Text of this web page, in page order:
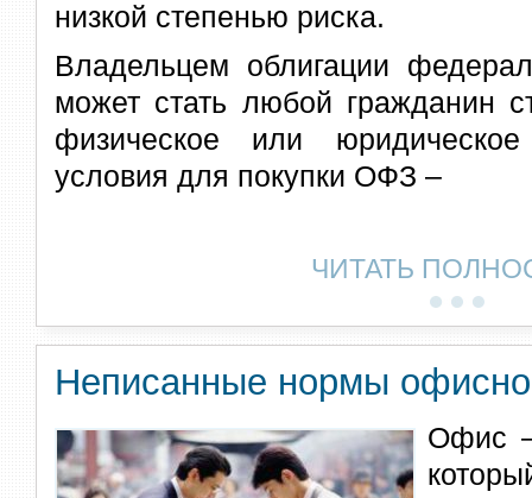
низкой степенью риска.
Владельцем облигации
может стать любой гражданин
физическое или
условия для покупки ОФЗ –
ЧИТАТЬ
Неписанные нормы
Офис